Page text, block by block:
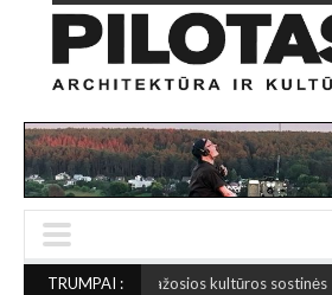
TRUMPAI :
mažosios kultūros sostinės (2026 rugpjūčio 7)